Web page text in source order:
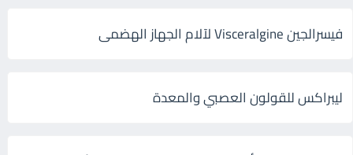
فيسرالجين Visceralgine لآلام الجهاز الهضمى
ليبراكس للقولون العصبي والمعدة